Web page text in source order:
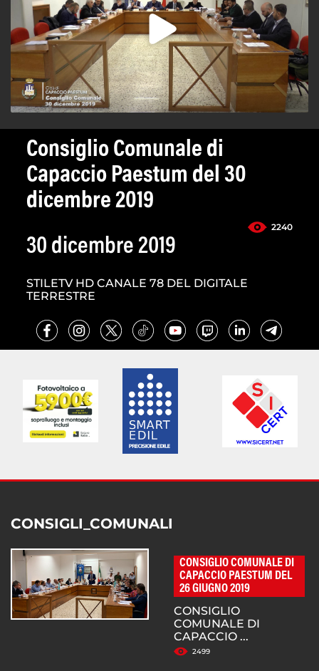
Consiglio Comunale di
Capaccio Paestum del 30
dicembre 2019
2240
30 dicembre 2019
STILETV HD CANALE 78 DEL DIGITALE
TERRESTRE
CONSIGLI_COMUNALI
CONSIGLIO COMUNALE DI
CAPACCIO PAESTUM DEL
26 GIUGNO 2019
CONSIGLIO
COMUNALE DI
CAPACCIO ...
2499